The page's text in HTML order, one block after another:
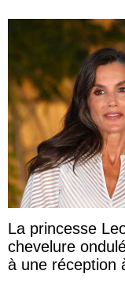
La princesse
chevelure
à une réception